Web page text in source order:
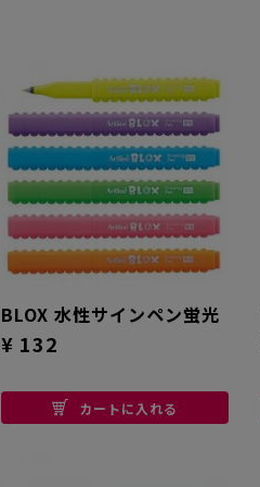
BLOX 水性サインペン蛍光
¥ 132
カートに入れる